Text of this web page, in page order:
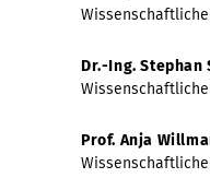
Dr.-Ing. Stephan
Prof. Anja